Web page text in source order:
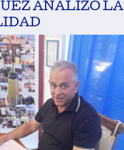
ANALIZÓ LA